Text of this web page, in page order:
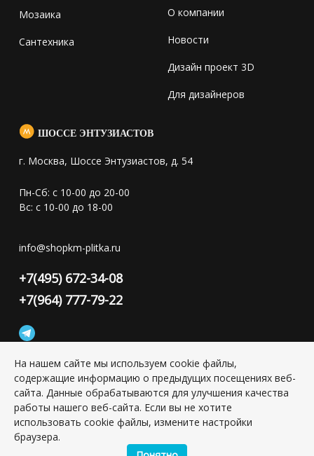
Мозаика
Сантехника
О компании
Новости
Дизайн проект 3D
Для дизайнеров
ШОССЕ ЭНТУЗИАСТОВ
г. Москва, Шоссе Энтузиастов, д. 54
Пн-Сб: с 10-00 до 20-00
Вс: с 10-00 до 18-00
info@shopkm-plitka.ru
+7(495) 672-34-08
+7(964) 777-79-22
Конфиденциальность персональной информации
Copyright © 2026 ИП Григорьян Юлия Сергеевна, ИНН:
501703338416
На нашем сайте мы используем cookie файлы,
содержащие информацию о предыдущих посещениях веб-
сайта. Данные обрабатываются для улучшения качества
работы нашего веб-сайта. Если вы не хотите
использовать cookie файлы, измените настройки
браузера.